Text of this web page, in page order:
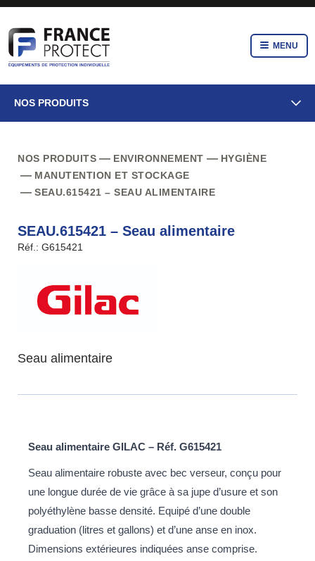
MENU
NOS PRODUITS
NOS PRODUITS ENVIRONNEMENT
HYGIÈNE
MANUTENTION ET STOCKAGE
SEAU.615421 – SEAU ALIMENTAIRE
SEAU.615421 – Seau alimentaire
Réf.: G615421
Seau alimentaire
Seau alimentaire GILAC – Réf. G615421
Seau alimentaire robuste avec bec verseur, conçu pour
une longue durée de vie grâce à sa jupe d’usure et son
polyéthylène basse densité. Equipé d’une double
graduation (litres et gallons) et d’une anse en inox.
Dimensions extérieures indiquées anse comprise.